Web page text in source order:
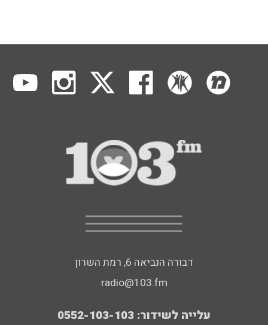
דבורה הנביאה 6, רמת השרון
radio@103.fm
עלייה לשידור: 0552-103-103